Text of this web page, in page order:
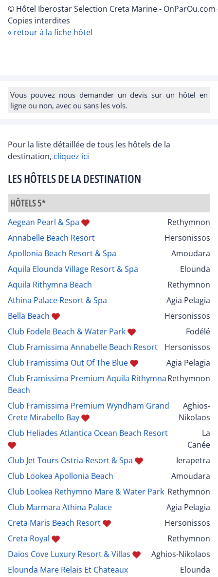
© Hôtel Iberostar Selection Creta Marine - OnParOu.com
Copies interdites
« retour à la fiche hôtel
Vous pouvez nous demander un devis sur un hôtel en
ligne ou non, avec ou sans les vols.
Pour la liste détaillée de tous les hôtels de la
destination, cliquez ici
LES HÔTELS DE LA DESTINATION
HÔTELS 5*
Aegean Pearl & Spa
Rethymnon
Annabelle Beach Resort
Hersonissos
Apollonia Beach Resort & Spa
Amoudara
Aquila Elounda Village Resort & Spa
Elounda
Aquila Rithymna Beach
Rethymnon
Athina Palace Resort & Spa
Agia Pelagia
Bella Beach
Hersonissos
Club Fodele Beach & Water Park
Fodélé
Club Framissima Annabelle Beach Resort
Hersonissos
Club Framissima Out Of The Blue
Agia Pelagia
Club Framissima Premium Aquila Rithymna
Beach
Rethymnon
Club Framissima Premium Wyndham Grand
Crete Mirabello Bay
Aghios-
Nikolaos
Club Heliades Atlantica Ocean Beach Resort
La
Canée
Club Jet Tours Ostria Resort & Spa
Ierapetra
Club Lookea Apollonia Beach
Amoudara
Club Lookea Rethymno Mare & Water Park Rethymnon
Club Marmara Athina Palace
Agia Pelagia
Creta Maris Beach Resort
Hersonissos
Creta Royal
Rethymnon
Daios Cove Luxury Resort & Villas
Aghios-Nikolaos
Elounda Mare Relais Et Chateaux
Elounda